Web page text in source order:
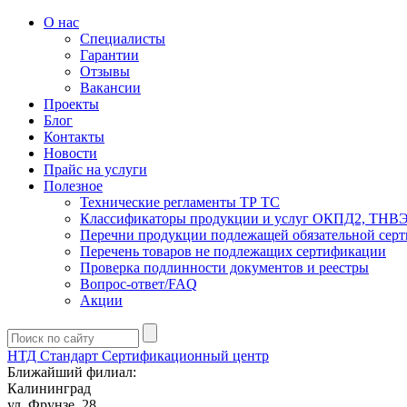
О нас
Специалисты
Гарантии
Отзывы
Вакансии
Проекты
Блог
Контакты
Новости
Прайс на услуги
Полезное
Технические регламенты ТР ТС
Классификаторы продукции и услуг ОКПД2,
Перечни продукции подлежащей обязательной
Перечень товаров не подлежащих сертификации
Проверка подлинности документов и реестры
Вопрос-ответ/FAQ
Акции
НТД Стандарт Сертификационный центр
Ближайший филиал:
Калининград